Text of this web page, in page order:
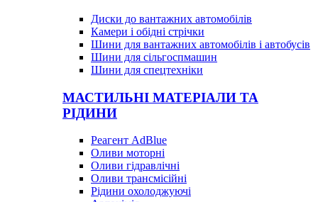
Диски до вантажних автомобілів
Камери і обідні стрічки
Шини для вантажних автомобілів і автобусів
Шини для сільгоспмашин
Шини для спецтехніки
МАСТИЛЬНІ МАТЕРІАЛИ ТА
РІДИНИ
Реагент AdBlue
Оливи моторні
Оливи гідравлічні
Оливи трансмісійні
Рідини охолоджуючі